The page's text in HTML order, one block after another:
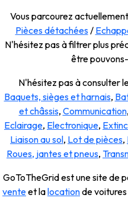
Vous parcourez
Pièces détachées/
N'hésitez pas à filtrer plus
être
N'hésitez pas à consulter
Baquets, sièges et harnais,
et châssis, Communication,
Eclairage, Electronique,
Liaison au sol, Lot de pièces,
Roues, jantes et pneus,
GoToTheGrid est une site de
venteet lalocationde